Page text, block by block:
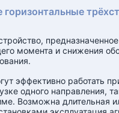
момента и снижения
эффективно работать
одного направления,
Возможна длительная